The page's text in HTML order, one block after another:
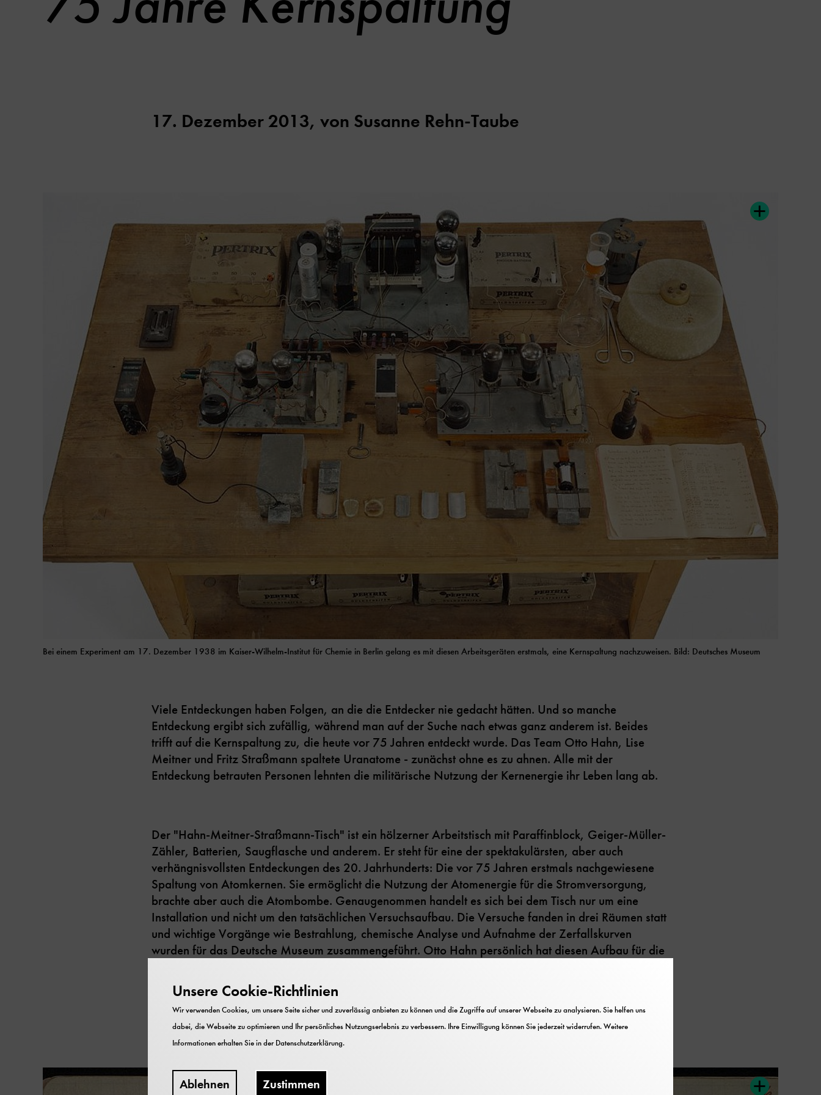
17. Dezember 2013, von Susanne Rehn-Taube
Bei einem Experiment am 17. Dezember 1938 im Kaiser-Wilhelm-Institut für Chemie in Berlin gelang es mit diesen Arbeitsgeräten erstmals, eine Kernspaltung nachzuweisen. Bild: Deutsches Museum
Viele Entdeckungen haben Folgen, an die die Entdecker nie gedacht hätten. Und so manche
Entdeckung ergibt sich zufällig, während man auf der Suche nach etwas ganz anderem ist. Beides
trifft auf die Kernspaltung zu, die heute vor 75 Jahren entdeckt wurde. Das Team Otto Hahn, Lise
Meitner und Fritz Straßmann spaltete Uranatome - zunächst ohne es zu ahnen. Alle mit der
Entdeckung betrauten Personen lehnten die militärische Nutzung der Kernenergie ihr Leben lang ab.
Der "Hahn-Meitner-Straßmann-Tisch" ist ein hölzerner Arbeitstisch mit Paraffinblock, Geiger-Müller-
Zähler, Batterien, Saugflasche und anderem. Er steht für eine der spektakulärsten, aber auch
verhängnisvollsten Entdeckungen des 20. Jahrhunderts: Die vor 75 Jahren erstmals nachgewiesene
Spaltung von Atomkernen. Sie ermöglicht die Nutzung der Atomenergie für die Stromversorgung,
brachte aber auch die Atombombe. Genaugenommen handelt es sich bei dem Tisch nur um eine
Installation und nicht um den tatsächlichen Versuchsaufbau. Die Versuche fanden in drei Räumen statt
und wichtige Vorgänge wie Bestrahlung, chemische Analyse und Aufnahme der Zerfallskurven
wurden für das Deutsche Museum zusammengeführt. Otto Hahn persönlich hat diesen Aufbau für die
Auf dem Tisch liegt auch eine Kopie des Laborbuches auf, aufgeschlagen mit dem Eintrag am 17.
Dezember 1938:
Unsere Cookie-Richtlinien
Wir verwenden Cookies, um unsere Seite sicher und zuverlässig anbieten zu können und die Zugriffe auf unserer Webseite zu analysieren. Sie helfen uns
dabei, die Webseite zu optimieren und Ihr persönliches Nutzungserlebnis zu verbessern. Ihre Einwilligung können Sie jederzeit widerrufen. Weitere
Informationen erhalten Sie in derDatenschutzerklärung.
Ablehnen Zustimmen